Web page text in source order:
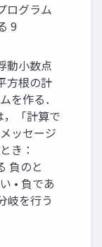
ログラム
9
動小数点
方根の計
を作る．
，「計算で
ッセージ
き：
負のと
• 負であ
岐を行う